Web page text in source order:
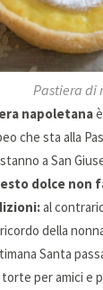
Pastiera di
napoletana
che sta alla
stanno a San
dolce non
al
della
Santa
per amici e